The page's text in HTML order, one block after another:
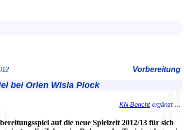
Vorbereitung
bei Orlen Wisla Plock
KN-Bericht ergänzt ...
auf die neue Spielzeit 2012/13 für sich